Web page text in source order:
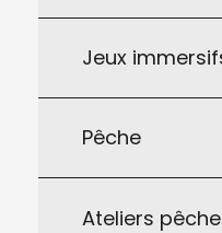
Jeux
Pêche
Ateliers
séjour : les
de Tourisme à